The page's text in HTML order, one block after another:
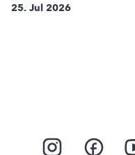
25. Jul 2026